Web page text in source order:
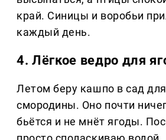
край. Синицы и воробьи
каждый день.
4. Лёгкое ведро для
Летом беру кашпо в сад
смородины. Оно почти
бьётся и не мнёт ягоды.